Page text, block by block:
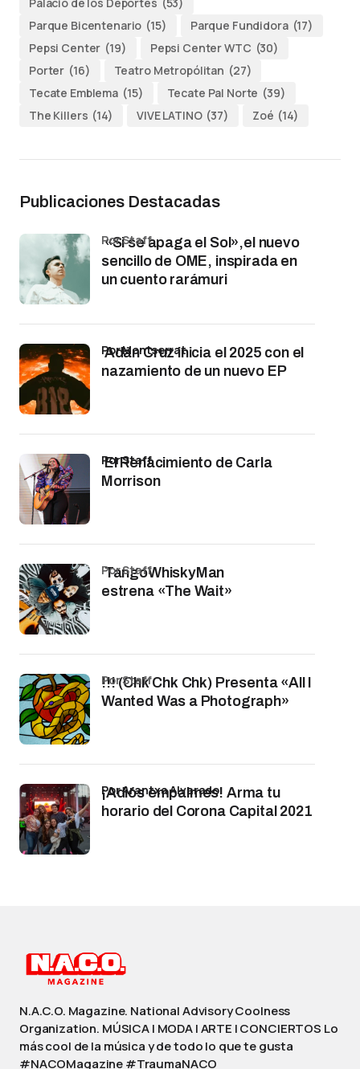
Parque Bicentenario (15) Parque Fundidora (17)
Pepsi Center (19) Pepsi Center WTC (30)
Porter (16) Teatro Metropólitan (27)
Tecate Emblema (15) Tecate Pal Norte (39)
The Killers (14) VIVE LATINO (37) Zoé (14)
Publicaciones Destacadas
«Si se apaga el Sol»,el nuevo
sencillo de OME, inspirada en
un cuento rarámuri
por Staff
Adán Cruz inicia el 2025 con el
nazamiento de un nuevo EP
por Montserrat
El Renacimiento de Carla
Morrison
por Staff
TangoWhiskyMan
estrena «The Wait»
por Staff
!!! (Chk Chk Chk) Presenta «All I
Wanted Was a Photograph»
por Staff
¡Adiós empalmes! Arma tu
horario del Corona Capital 2021
por Arantxa Alvarado
N.A.C.O. Magazine. National Advisory Coolness
Organization. MÚSICA | MODA | ARTE | CONCIERTOS Lo
más cool de la música y de todo lo que te gusta
#NACOMagazine #TraumaNACO